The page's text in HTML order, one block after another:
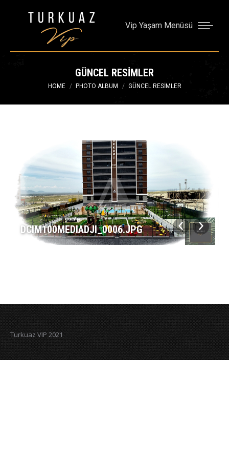
Vip Yaşam Menüsü
GÜNCEL RESIMLER
You are here:
HOME PHOTO ALBUM GÜNCEL RESIMLER
DCIM100MEDIADJI_0006.JPG
Turkuaz VIP 2021